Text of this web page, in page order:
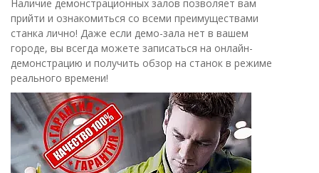
Наличие демонстрационных залов позволяет вам
прийти и ознакомиться со всеми преимуществами
станка лично! Даже если демо-зала нет в вашем
городе, вы всегда можете записаться на онлайн-
демонстрацию и получить обзор на станок в режиме
реального времени!